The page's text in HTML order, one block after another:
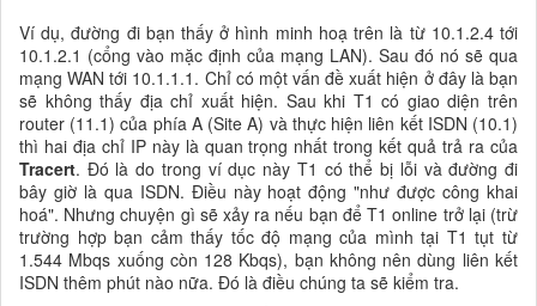
Ví dụ, đường đi bạn thấy ở hình minh hoạ trên là từ 10.1.2.4 tới
10.1.2.1 (cổng vào mặc định của mạng LAN). Sau đó nó sẽ qua
mạng WAN tới 10.1.1.1. Chỉ có một vấn đề xuất hiện ở đây là bạn
sẽ không thấy địa chỉ xuất hiện. Sau khi T1 có giao diện trên
router (11.1) của phía A (Site A) và thực hiện liên kết ISDN (10.1)
thì hai địa chỉ IP này là quan trọng nhất trong kết quả trả ra của
Tracert. Đó là do trong ví dục này T1 có thể bị lỗi và đường đi
bây giờ là qua ISDN. Điều này hoạt động "như được công khai
hoá". Nhưng chuyện gì sẽ xảy ra nếu bạn để T1 online trở lại (trừ
trường hợp bạn cảm thấy tốc độ mạng của mình tại T1 tụt từ
1.544 Mbqs xuống còn 128 Kbqs), bạn không nên dùng liên kết
ISDN thêm phút nào nữa. Đó là điều chúng ta sẽ kiểm tra.